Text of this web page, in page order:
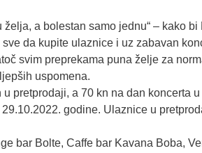
želja, a bolestan samo jednu“ – kako
da kupite ulaznice i uz zabavan
svim preprekama puna želje za
uspomena.
pretprodaji, a 70 kn na dan koncerta
godine. Ulaznice u
bar Bolte, Caffe bar Kavana Boba,